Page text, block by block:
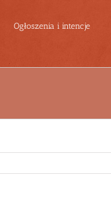
Ogłoszenia i intencje